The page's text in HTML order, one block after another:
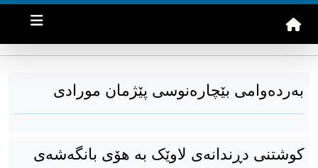
بەردەوامی بێچارەنوسی پێژمان مورادی
کوشتنی دڕندانەی لاوێک بە هۆی بانگەشەی